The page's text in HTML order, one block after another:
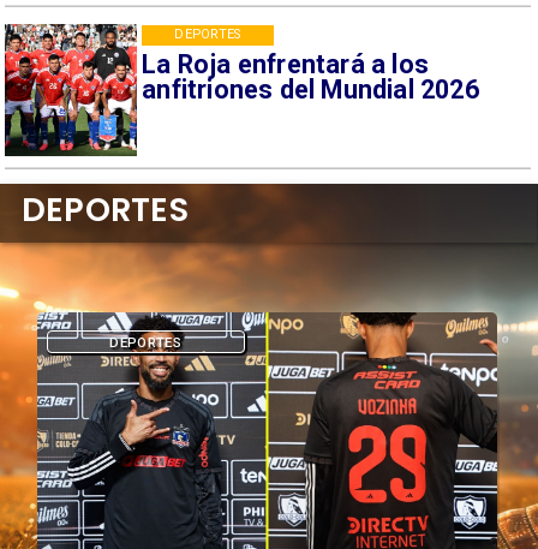
La Roja enfrentará a los
anfitriones del Mundial 2026
DEPORTES
DEPORTES
DEPORTES